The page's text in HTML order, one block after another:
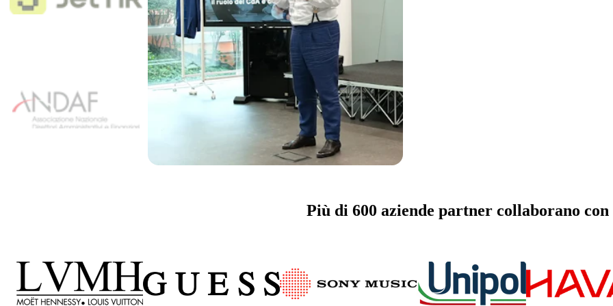
Più di 600 aziende partner collaborano con